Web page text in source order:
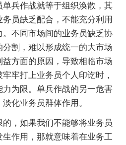
兵作战就等于组织涣散，其
员缺乏配合，不能充分利用
不同市场间的业务员缺乏协
割，难以形成统一的大市场
方面的原因，导致相临市场
牢打上业务员个人印讫时，
为限。单兵作战的另一危害
化业务员群体作用。
，如果我们不能够将业务员
作用，那就意味着在业务工